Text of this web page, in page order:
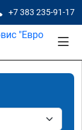
+7 383 235-91-17